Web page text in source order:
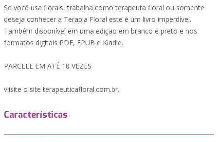
Se você usa florais, trabalha como terapeuta floral ou somente
deseja conhecer a Terapia Floral este é um livro imperdível.
Também disponível em uma edição em branco e preto e nos
formatos digitais PDF, EPUB e Kindle.
PARCELE EM ATÉ 10 VEZES
viisite o site terapeuticafloral.com.br.
Características